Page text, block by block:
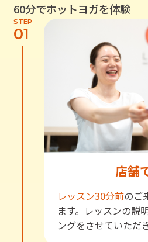
60分でホットヨガを体験
STEP
01
店舗
レッスン30分前のご
ます。レッスンの説
ングをさせていただ